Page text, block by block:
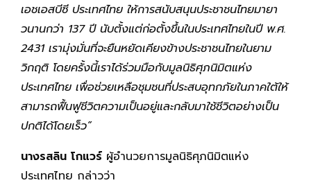
เอชเอสบีซี ประเทศไทย ให้การสนับสนุนประชาชนไทยมายา
วนานกว่า 137 ปี นับตั้งแต่ก่อตั้งขึ้นในประเทศไทยในปี พ.ศ.
2431 เรามุ่งมั่นที่จะยืนหยัดเคียงข้างประชาชนไทยในยาม
วิกฤติ โดยครั้งนี้เราได้ร่วมมือกับมูลนิธิศุภนิมิตแห่ง
ประเทศไทย เพื่อช่วยเหลือชุมชนที่ประสบอุทกภัยในภาคใต้ให้
สามารถฟื้นฟูชีวิตความเป็นอยู่และกลับมาใช้ชีวิตอย่างเป็น
ปกติได้โดยเร็ว”
นางรสลิน โกแวร์ ผู้อำนวยการมูลนิธิศุภนิมิตแห่ง
ประเทศไทย กล่าวว่า